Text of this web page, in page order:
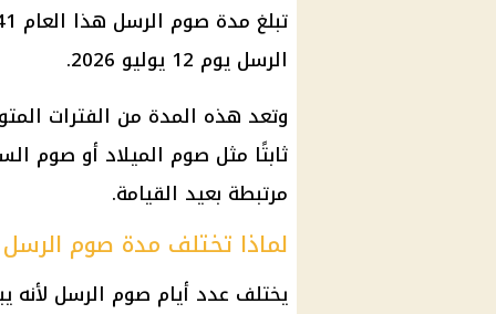
تبلغ مدة صوم الرسل هذا العام 41 يومًا، إذ يبدأ في 1 يونيو وينتهي مع
الرسل يوم 12 يوليو 2026.
وتعد هذه المدة من الفترات
ثابتًا مثل صوم الميلاد أو صوم
مرتبطة بعيد القيامة.
لماذا تختلف مدة صوم
يختلف عدد أيام صوم الرسل لأنه